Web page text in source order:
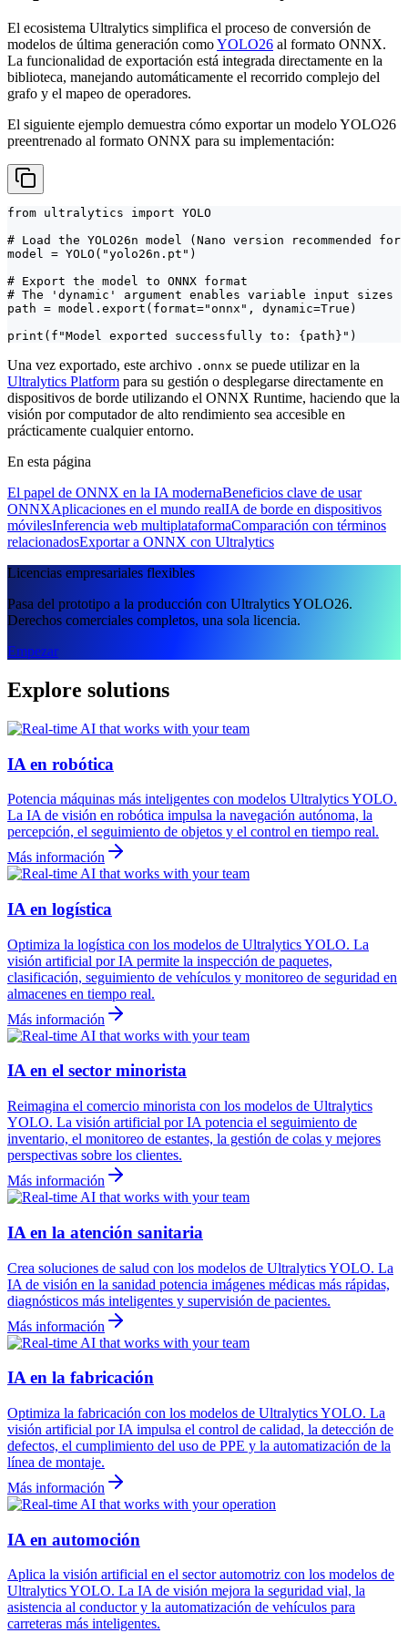
El ecosistema Ultralytics simplifica el proceso de conversión de
modelos de última generación comoYOLO26 al formato ONNX.
La funcionalidad de exportación está integrada directamente en la
biblioteca, manejando automáticamente el recorrido complejo del
grafo y el mapeo de operadores.
El siguiente ejemplo demuestra cómo exportar un modelo YOLO26
preentrenado al formato ONNX para su implementación:
from ultralytics import YOLO
# Load the YOLO26n model (Nano version recommended
model = YOLO("yolo26n.pt")
# Export the model to ONNX format
# The 'dynamic' argument enables variable input sizes
path = model.export(format="onnx", dynamic=True)
print(f"Model exported successfully to: {path}")
Una vez exportado, este archivo .onnx se puede utilizar en la
Ultralytics Platform para su gestión o desplegarse directamente en
dispositivos de borde utilizando el ONNX Runtime, haciendo que la
visión por computador de alto rendimiento sea accesible en
prácticamente cualquier entorno.
En esta página
El papel de ONNX en la IA modernaBeneficios clave de usar
ONNXAplicaciones en el mundo realIA de borde en dispositivos
móvilesInferencia web multiplataformaComparación con términos
relacionadosExportar a ONNX con Ultralytics
Licencias empresariales flexibles
Pasa del prototipo a la producción con Ultralytics YOLO26.
Derechos comerciales completos, una sola licencia.
Empezar
Explore solutions
IA en robótica
Potencia máquinas más inteligentes con modelos Ultralytics YOLO.
La IA de visión en robótica impulsa la navegación autónoma, la
percepción, el seguimiento de objetos y el control en tiempo real.
Más información
IA en logística
Optimiza la logística con los modelos de Ultralytics YOLO. La
visión artificial por IA permite la inspección de paquetes,
clasificación, seguimiento de vehículos y monitoreo de seguridad en
almacenes en tiempo real.
Más información
IA en el sector minorista
Reimagina el comercio minorista con los modelos de Ultralytics
YOLO. La visión artificial por IA potencia el seguimiento de
inventario, el monitoreo de estantes, la gestión de colas y mejores
perspectivas sobre los clientes.
Más información
IA en la atención sanitaria
Crea soluciones de salud con los modelos de Ultralytics YOLO. La
IA de visión en la sanidad potencia imágenes médicas más rápidas,
diagnósticos más inteligentes y supervisión de pacientes.
Más información
IA en la fabricación
Optimiza la fabricación con los modelos de Ultralytics YOLO. La
visión artificial por IA impulsa el control de calidad, la detección de
defectos, el cumplimiento del uso de PPE y la automatización de la
línea de montaje.
Más información
IA en automoción
Aplica la visión artificial en el sector automotriz con los modelos de
Ultralytics YOLO. La IA de visión mejora la seguridad vial, la
asistencia al conductor y la automatización de vehículos para
carreteras más inteligentes.